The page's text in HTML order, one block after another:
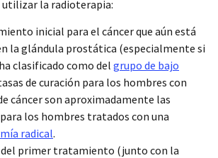
utilizar la radioterapia:
inicial para el cáncer que aún está
la glándula prostática (especialmente si
clasificado como del grupo de bajo
de curación para los hombres con
cáncer son aproximadamente las
los hombres tratados con una
radical.
primer tratamiento (junto con la